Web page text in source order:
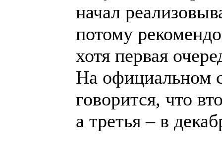
начал
потому
хотя первая
На официальном
говорится, что
а третья – в